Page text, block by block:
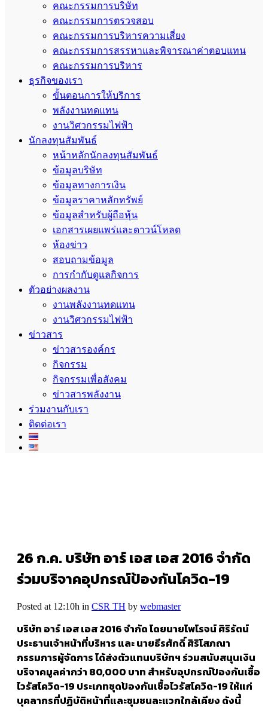
คณะกรรมการบริษัท
คณะกรรมการตรวจสอบ
คณะกรรมการบริหารความเสี่ยง
คณะกรรมการสรรหาและพิจารณาค่าตอบแทน
คณะกรรมการบริหาร
ธุรกิจของเรา
ขั้นตอนการให้บริการ
พลังงานทดแทน
งานวิศวกรรมไฟฟ้า
นักลงทุนสัมพันธ์
หน้าหลักนักลงทุนสัมพันธ์
ข้อมูลบริษัท
ข้อมูลทางการเงิน
ข้อมูลราคาหลักทรัพย์
ข้อมูลสำหรับผู้ถือหุ้น
เอกสารเผยแพร่และดาวน์โหลด
ห้องข่าว
สอบถามข้อมูล
การกำกับดูแลกิจการ
ตัวอย่างผลงาน
งานพลังงานทดแทน
งานวิศวกรรมไฟฟ้า
ข่าวสาร
ข่าวสารองค์กร
กิจกรรม
กิจกรรมเพื่อสังคม
ข่าวสารพลังงาน
ร่วมงานกับเรา
ติดต่อเรา
26 ก.ค. บริษัท อาร์ เอส เอส 2016 จำกัด
ร่วมบริจาคอุปกรณ์ป้องกันโควิด-19
Posted at 12:10h in CSR TH by webmaster
บริษัท อาร์ เอส เอส 2016 จำกัด โดยนายไพโรจน์ ศิริรัตน์
ประธานเจ้าหน้าที่บริหาร และ นายธีรศักดิ์ ศิริโสภณา
กรรมการผู้จัดการ ได้ส่งตัวแทนบริษัทฯ ร่วมสนับสนุนเงิน
บริจาคมูลค่ากว่า 80,000 บาท สำหรับอุปกรณ์ป้องกันเชื้อ
ไวรัสโควิด-19 ประเภทชุดป้องกันเชื้อไวรัสโควิด-19 ให้แก่
บุคลากรที่ปฏิบัติหน้าที่และชุมชนละแวกใกล้เคียง ดังนี้